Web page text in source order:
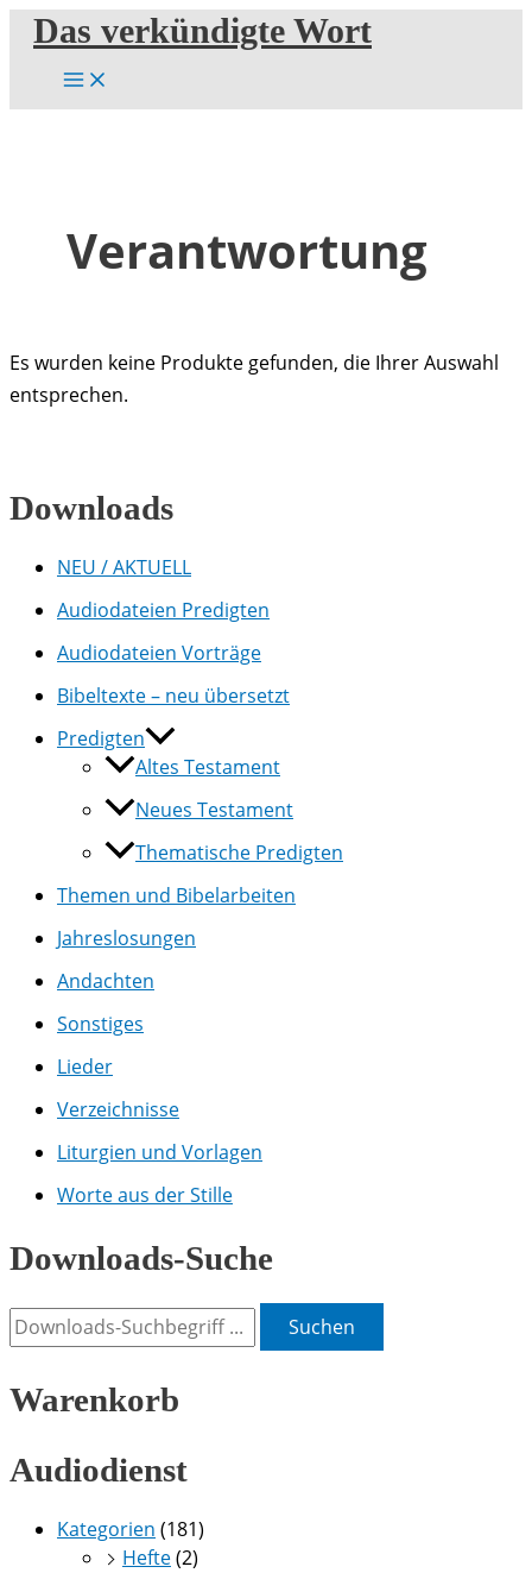
Zum
Inhalt
springen
Das verkündigte Wort
Verantwortung
Es wurden keine Produkte gefunden, die Ihrer Auswahl
entsprechen.
Downloads
NEU / AKTUELL
Audiodateien Predigten
Audiodateien Vorträge
Bibeltexte – neu übersetzt
Predigten
Altes Testament
Neues Testament
Thematische Predigten
Themen und Bibelarbeiten
Jahreslosungen
Andachten
Sonstiges
Lieder
Verzeichnisse
Liturgien und Vorlagen
Worte aus der Stille
Downloads-Suche
Suchen
Warenkorb
Audiodienst
Kategorien (181)
Hefte(2)